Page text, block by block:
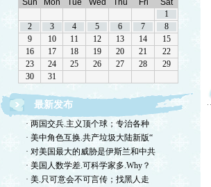
最新发布
· 两国交兵.主义顶个球；专治各种
· 美中角色互换.共产垃圾大陆新版“
· 对美国最大的威胁是伊斯兰和中共
· 美国人数学差.可科学家多.Why？
· 美.只可意会不可言传；找黑人走